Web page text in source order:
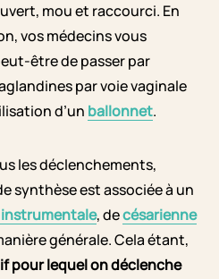
mou et raccourci. En
vos médecins vous
être de passer par
par voie vaginale
d’un ballonnet.
les déclenchements,
synthèse est associée à un
, decésarienne
générale. Cela étant,
pour lequel on déclenche